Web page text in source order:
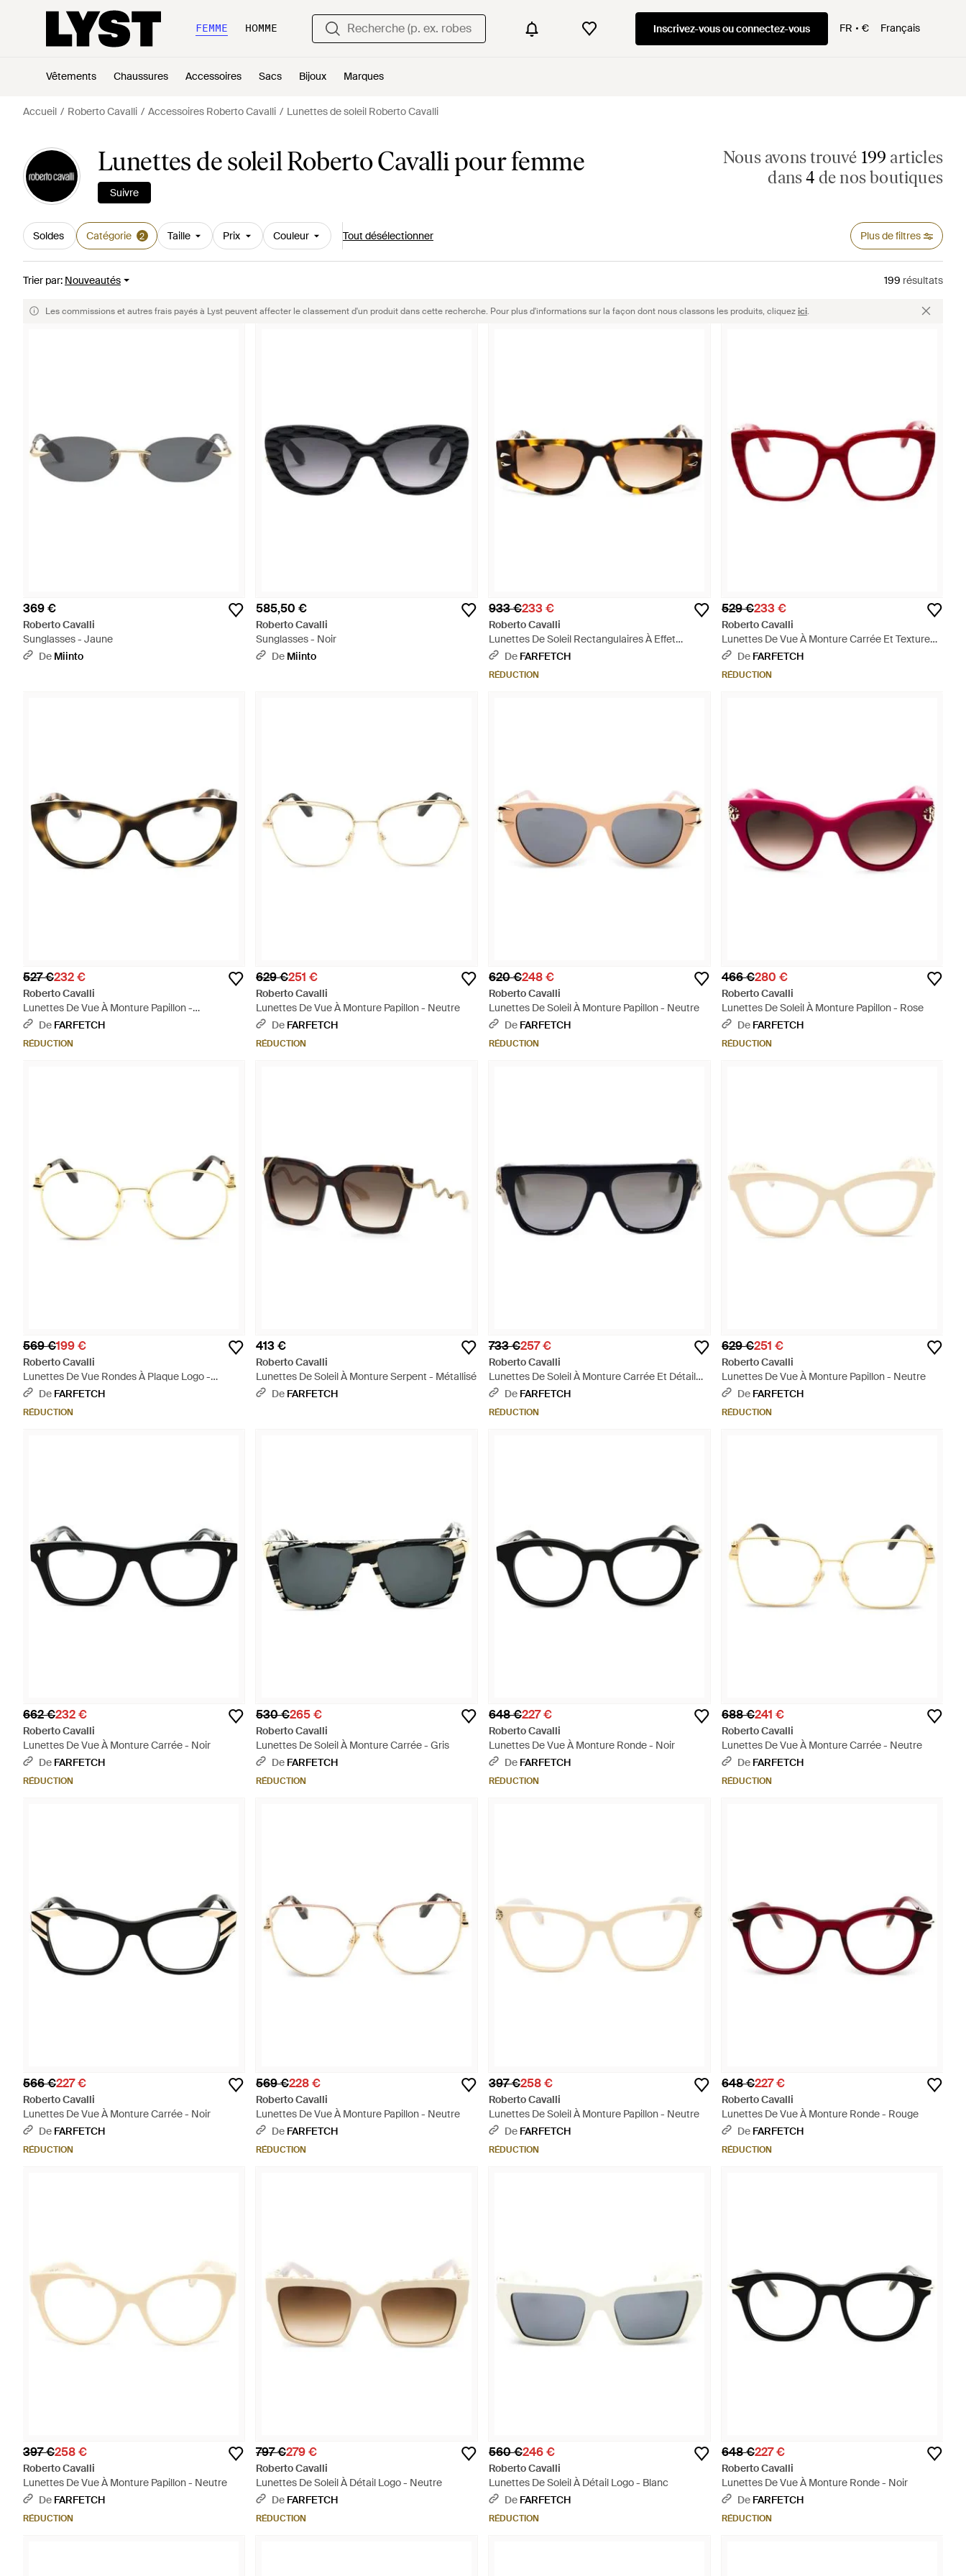
FEMME HOMME Inscrivez-vous ou connectez-vous FR € Français
Vêtements Chaussures Accessoires Sacs Bijoux Marques
Accueil Roberto Cavalli Accessoires Roberto Cavalli Lunettes de soleil Roberto Cavalli
Lunettes de soleil Roberto Cavalli pour femme
Suivre
Nous avons trouvé 199 articles
dans4 de nos boutiques
Soldes Catégorie 2 Taille Prix Couleur Tout désélectionner Plus de filtres
Trier par: Nouveautés 199 résultats
Les commissions et autres frais payés à Lyst peuvent affecter le classement d'un produit dans cette recherche. Pour plus d'informations sur la façon dont nous classons les produits, cliquezici.
369 €
Roberto Cavalli
Sunglasses - Jaune
De Miinto
585,50 €
Roberto Cavalli
Sunglasses - Noir
De Miinto
933 €233 €
Roberto Cavalli
Lunettes De Soleil Rectangulaires À Effet
Écailles De Tortue - Marron
De FARFETCH
RÉDUCTION
529 €233 €
Roberto Cavalli
Lunettes De Vue À Monture Carrée Et Texture
Alvéolée - Rose
De FARFETCH
RÉDUCTION
527 €232 €
Roberto Cavalli
Lunettes De Vue À Monture Papillon -
Multicolore
De FARFETCH
RÉDUCTION
629 €251 €
Roberto Cavalli
Lunettes De Vue À Monture Papillon - Neutre
De FARFETCH
RÉDUCTION
620 €248 €
Roberto Cavalli
Lunettes De Soleil À Monture Papillon - Neutre
De FARFETCH
RÉDUCTION
466 €280 €
Roberto Cavalli
Lunettes De Soleil À Monture Papillon - Rose
De FARFETCH
RÉDUCTION
569 €199 €
Roberto Cavalli
Lunettes De Vue Rondes À Plaque Logo -
Neutre
De FARFETCH
RÉDUCTION
413 €
Roberto Cavalli
Lunettes De Soleil À Monture Serpent - Métallisé
De FARFETCH
733 €257 €
Roberto Cavalli
Lunettes De Soleil À Monture Carrée Et Détail
Serpent - Noir
De FARFETCH
RÉDUCTION
629 €251 €
Roberto Cavalli
Lunettes De Vue À Monture Papillon - Neutre
De FARFETCH
RÉDUCTION
662 €232 €
Roberto Cavalli
Lunettes De Vue À Monture Carrée - Noir
De FARFETCH
RÉDUCTION
530 €265 €
Roberto Cavalli
Lunettes De Soleil À Monture Carrée - Gris
De FARFETCH
RÉDUCTION
648 €227 €
Roberto Cavalli
Lunettes De Vue À Monture Ronde - Noir
De FARFETCH
RÉDUCTION
688 €241 €
Roberto Cavalli
Lunettes De Vue À Monture Carrée - Neutre
De FARFETCH
RÉDUCTION
566 €227 €
Roberto Cavalli
Lunettes De Vue À Monture Carrée - Noir
De FARFETCH
RÉDUCTION
569 €228 €
Roberto Cavalli
Lunettes De Vue À Monture Papillon - Neutre
De FARFETCH
RÉDUCTION
397 €258 €
Roberto Cavalli
Lunettes De Soleil À Monture Papillon - Neutre
De FARFETCH
RÉDUCTION
648 €227 €
Roberto Cavalli
Lunettes De Vue À Monture Ronde - Rouge
De FARFETCH
RÉDUCTION
397 €258 €
Roberto Cavalli
Lunettes De Vue À Monture Papillon - Neutre
De FARFETCH
RÉDUCTION
797 €279 €
Roberto Cavalli
Lunettes De Soleil À Détail Logo - Neutre
De FARFETCH
RÉDUCTION
560 €246 €
Roberto Cavalli
Lunettes De Soleil À Détail Logo - Blanc
De FARFETCH
RÉDUCTION
648 €227 €
Roberto Cavalli
Lunettes De Vue À Monture Ronde - Noir
De FARFETCH
RÉDUCTION